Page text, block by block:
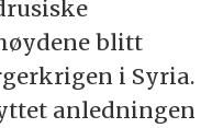
blitt
i Syria.
anledningen